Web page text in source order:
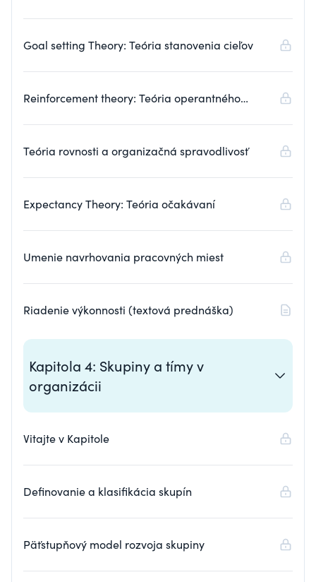
Goal setting Theory: Teória stanovenia cieľov
Reinforcement theory: Teória operantného
Teória rovnosti a organizačná spravodlivosť
Expectancy Theory: Teória očakávaní
Umenie navrhovania pracovných miest
Riadenie výkonnosti (textová prednáška)
Kapitola 4: Skupiny a tímy v
organizácii
Vitajte v Kapitole
Definovanie a klasifikácia skupín
Päťstupňový model rozvoja skupiny